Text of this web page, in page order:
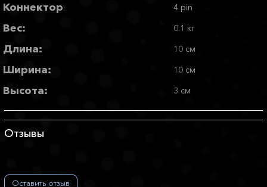
Коннектор: 4 pin
Вес: 0.1 кг
Длина: 10 см
Ширина: 10 см
Высота: 3 см
Отзывы
Оставить отзыв